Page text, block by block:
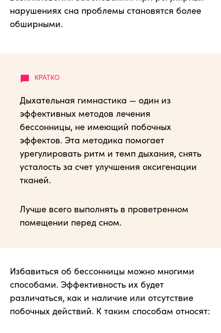
нарушениях сна проблемы становятся более
обширными.
Дыхательная гимнастика — один из
эффективных методов лечения
бессонницы, не имеющий побочных
эффектов. Эта методика помогает
урегулировать ритм и темп дыхания, снять
усталость за счет улучшения оксигенации
тканей.
Лучше всего выполнять в проветренном
помещении перед сном.
Избавиться об бессонницы можно многими
способами. Эффективность их будет
различаться, как и наличие или отсутствие
побочных действий. К таким способам относят: